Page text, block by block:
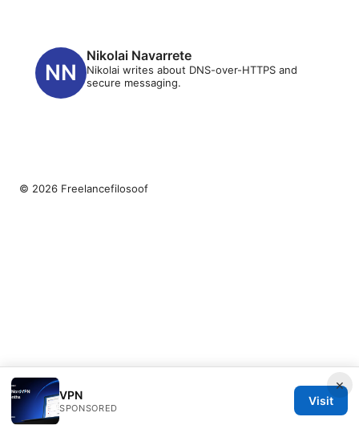
Nikolai Navarrete
Nikolai writes about DNS-over-HTTPS and
secure messaging.
×
VPN
SPONSORED
Visit
© 2026 Freelancefilosoof